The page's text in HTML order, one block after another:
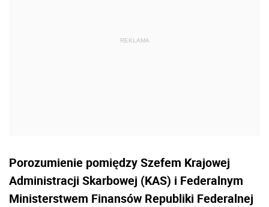
Porozumienie pomiędzy Szefem Krajowej
Administracji Skarbowej (KAS) i Federalnym
Ministerstwem Finansów Republiki Federalnej